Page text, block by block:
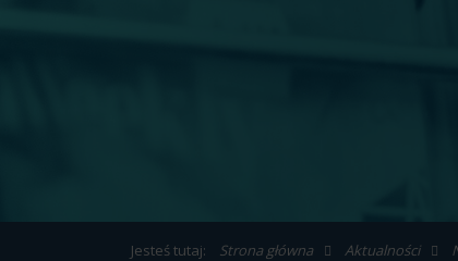
Jesteś tutaj: Strona główna Aktualności